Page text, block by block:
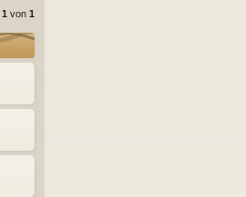
1 von 1